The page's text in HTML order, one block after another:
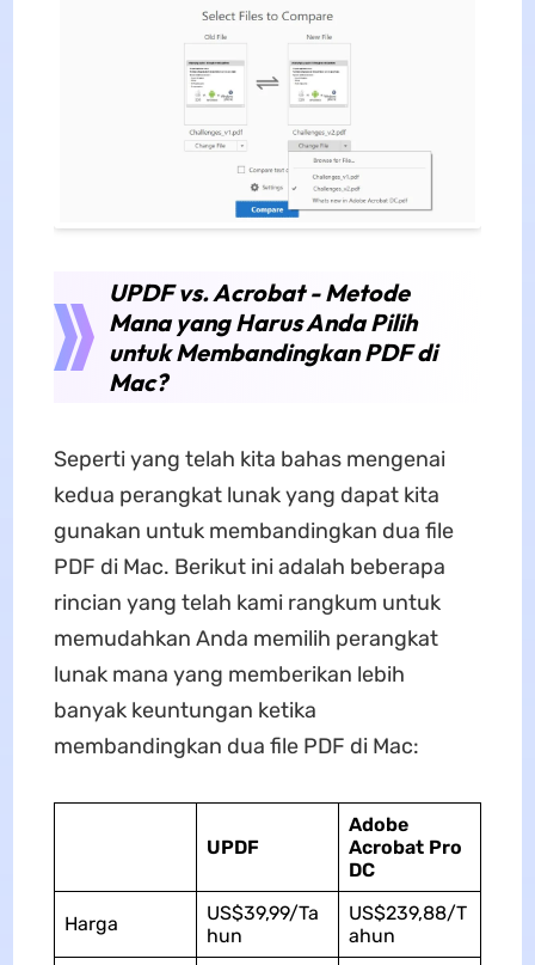
UPDF vs. Acrobat - Metode
Mana yang Harus Anda Pilih
untuk Membandingkan PDF di
Mac?
Seperti yang telah kita bahas mengenai
kedua perangkat lunak yang dapat kita
gunakan untuk membandingkan dua file
PDF di Mac. Berikut ini adalah beberapa
rincian yang telah kami rangkum untuk
memudahkan Anda memilih perangkat
lunak mana yang memberikan lebih
banyak keuntungan ketika
membandingkan dua file PDF di Mac:
UPDF
Adobe
Acrobat Pro
DC
Harga
US$39,99/Ta
hun
US$239,88/T
ahun